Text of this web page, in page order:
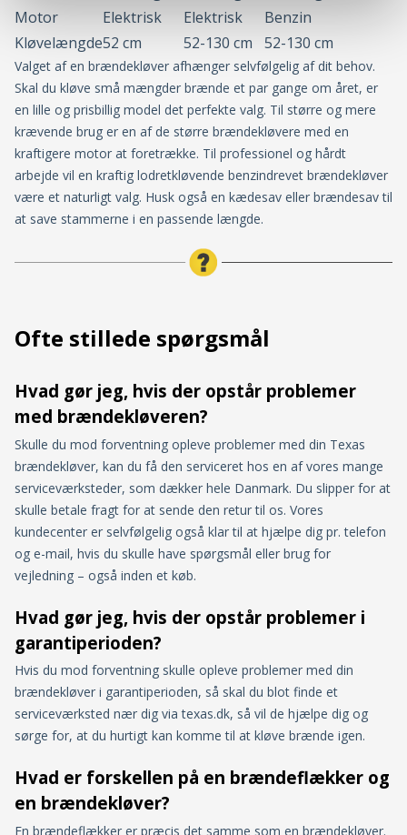
Motor
Elektrisk Elektrisk
Benzin
Kløvelængde52 cm 52-130 cm 52-130 cm
Valget af en brændekløver afhænger selvfølgelig af dit behov.
Skal du kløve små mængder brænde et par gange om året, er
en lille og prisbillig model det perfekte valg. Til større og mere
krævende brug er en af de større brændekløvere med en
kraftigere motor at foretrække. Til professionel og hårdt
arbejde vil en kraftig lodretkløvende benzindrevet brændekløver
være et naturligt valg. Husk også en kædesav eller brændesav til
at save stammerne i en passende længde.
Ofte stillede spørgsmål
Hvad gør jeg, hvis der opstår problemer
med brændekløveren?
Skulle du mod forventning opleve problemer med din Texas
brændekløver, kan du få den serviceret hos en af vores mange
serviceværksteder, som dækker hele Danmark. Du slipper for at
skulle betale fragt for at sende den retur til os. Vores
kundecenter er selvfølgelig også klar til at hjælpe dig pr. telefon
og e-mail, hvis du skulle have spørgsmål eller brug for
vejledning – også inden et køb.
Hvad gør jeg, hvis der opstår problemer i
garantiperioden?
Hvis du mod forventning skulle opleve problemer med din
brændekløver i garantiperioden, så skal du blot finde et
serviceværksted nær dig via texas.dk, så vil de hjælpe dig og
sørge for, at du hurtigt kan komme til at kløve brænde igen.
Hvad er forskellen på en brændeflækker og
en brændekløver?
En brændeflækker er præcis det samme som en brændekløver.